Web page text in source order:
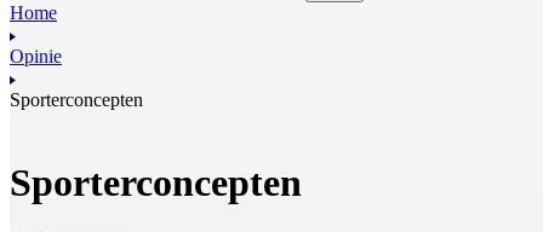
Home
Opinie
Sporterconcepten
Sporterconcepten